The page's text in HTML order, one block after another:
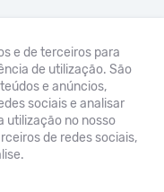
EI-IE CSI
Professores dos Açores -
e de terceiros para
de utilização. São
e anúncios,
sociais e analisar
utilização no nosso
de redes sociais,